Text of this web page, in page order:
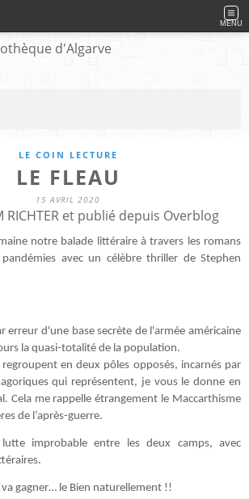
MENU
LE COIN LECTURE
LE FLEAU
15 AVRIL 2020
RICHTER et publié depuis Overblog
notre balade littéraire à travers les romans
avec un célèbre thriller de Stephen
erreur d'une base secrète de l'armée américaine
la quasi-totalité de la population.
regroupent en deux pôles opposés, incarnés par
qui représentent, je vous le donne en
Cela me rappelle étrangement le Maccarthisme
de l’après-guerre.
improbable entre les deux camps, avec
gagner… le Bien naturellement !!